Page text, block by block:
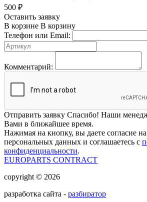
500 ₽
Оставить заявку
В корзине В корзину
Телефон или Email:
Комментарий:
Отправить заявку Спасибо! Наши
Вами в ближайшее время.
Нажимая на кнопку, вы даете согласие
персональных данных и соглашаетесь с
конфиденциальности.
EUROPARTS CONTRACT
copyright © 2026
разработка сайта - разбиратор